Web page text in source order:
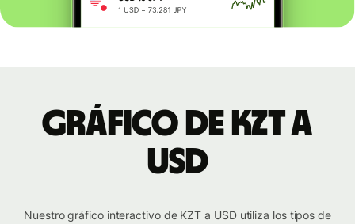
Gráfico de KZT a
USD
Nuestro gráfico interactivo de KZT a USD utiliza los tipos de